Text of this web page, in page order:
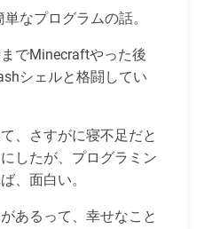
なプログラムの話。
でMinecraftやった後
シェルと格闘してい
、さすがに寝不足だと
したが、プログラミン
、面白い。
あるって、幸せなこと